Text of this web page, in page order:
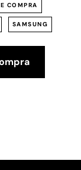
COMPRA
SAMSUNG